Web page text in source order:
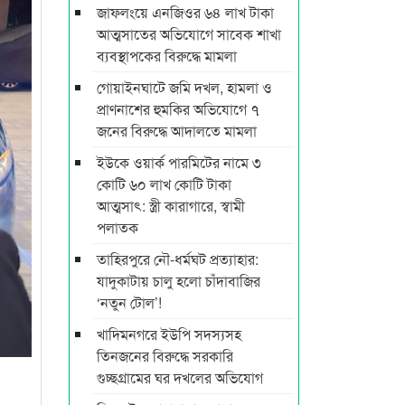
জাফলংয়ে এনজিওর ৬৪ লাখ টাকা
আত্মসাতের অভিযোগে সাবেক শাখা
ব্যবস্থাপকের বিরুদ্ধে মামলা
গোয়াইনঘাটে জমি দখল, হামলা ও
প্রাণনাশের হুমকির অভিযোগে ৭
জনের বিরুদ্ধে আদালতে মামলা
ইউকে ওয়ার্ক পারমিটের নামে ৩
কোটি ৬০ লাখ কোটি টাকা
আত্মসাৎ: স্ত্রী কারাগারে, স্বামী
পলাতক
তাহিরপুরে নৌ-ধর্মঘট প্রত্যাহার:
যাদুকাটায় চালু হলো চাঁদাবাজির
‘নতুন টোল’!
খাদিমনগরে ইউপি সদস্যসহ
তিনজনের বিরুদ্ধে সরকারি
গুচ্ছগ্রামের ঘর দখলের অভিযোগ